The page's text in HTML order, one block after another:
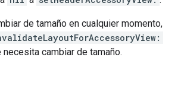
de tamaño en cualquier momento,
cambiar de tamaño.